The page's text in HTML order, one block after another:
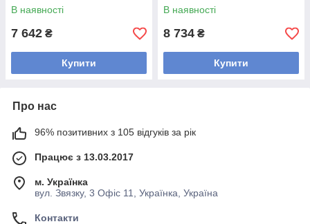
В наявності
7 642 ₴
Купити
В наявності
8 734 ₴
Купити
Про нас
96% позитивних з 105 відгуків за рік
Працює з 13.03.2017
м. Українка
вул. Звязку, 3 Офіс 11, Українка, Україна
Контакти